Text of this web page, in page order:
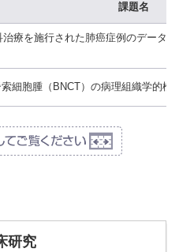
課題名
治療を施行された肺癌症例のデータ
細胞腫（BNCT）の病理組織学的検
研究